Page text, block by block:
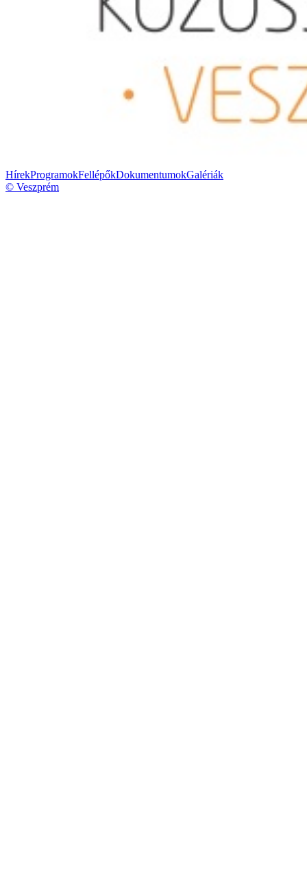
HírekProgramokFellépőkDokumentumokGalériák
© Veszprém